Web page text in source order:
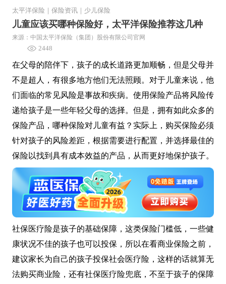
太平洋保险 保险资讯 少儿保险
儿童应该买哪种保险好，太平洋保险推荐这几种
来源：中国太平洋保险（集团）股份有限公司官网
2448
在父母的陪伴下，孩子的成长道路更加顺畅，但是父母并
不是超人，有很多地方他们无法照顾。对于儿童来说，他
们面临的常见风险是事故和疾病。使用保险产品将风险传
递给孩子是一些年轻父母的选择。但是，拥有如此众多的
保险产品，哪种保险对儿童有益？实际上，购买保险必须
针对孩子的风险差距，根据需要进行配置，并选择最佳的
保险以找到具有成本效益的产品，从而更好地保护孩子。
社保医疗险是孩子的基础保障，这类保险门槛低，一些健
康状况不佳的孩子也可以投保，所以在看商业保险之前，
建议家长为自己的孩子投保社会医疗险，这样的话就算无
法购买商业险，还有社保医疗险兜底，不至于孩子的保障